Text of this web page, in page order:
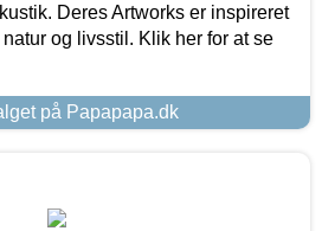
Deres Artworks er inspireret
og livsstil. Klik her for at se
på Papapapa.dk